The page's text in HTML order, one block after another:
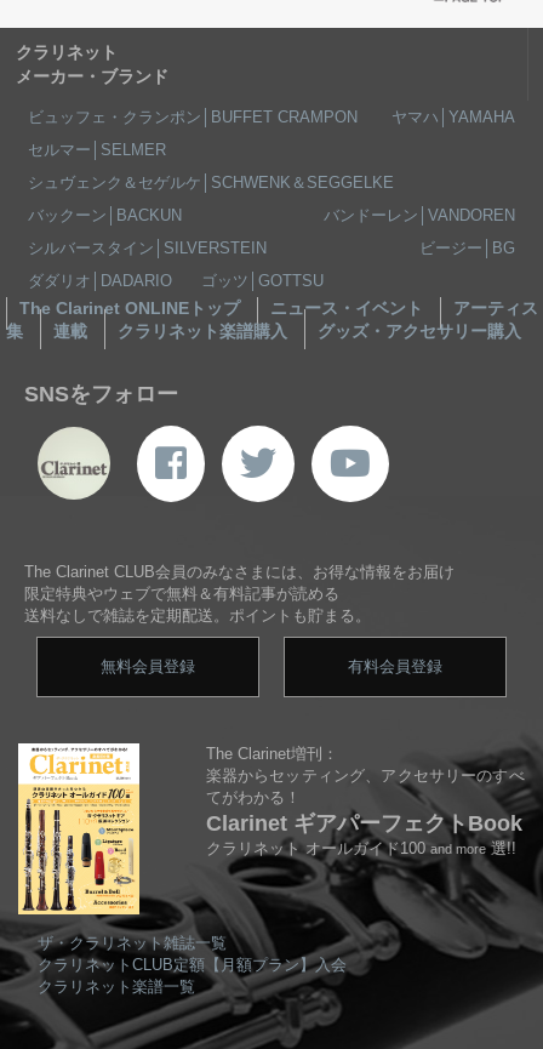
クラリネット
メーカー・ブランド
ビュッフェ・クランポン│BUFFET CRAMPON
ヤマハ│YAMAHA
セルマー│SELMER
シュヴェンク＆セゲルケ│SCHWENK＆SEGGELKE
バックーン│BACKUN
バンドーレン│VANDOREN
シルバースタイン│SILVERSTEIN
ビージー│BG
ダダリオ│DADARIO
ゴッツ│GOTTSU
The Clarinet ONLINEトップ ニュース・イベント
アーティ
集
連載 クラリネット楽譜購入 グッズ・アクセサリー購入
SNSをフォロー
The Clarinet CLUB会員のみなさまには、お得な情報をお届け
限定特典やウェブで無料＆有料記事が読める
送料なしで雑誌を定期配送。ポイントも貯まる。
無料会員登録 有料会員登録
The Clarinet増刊：
楽器からセッティング、アクセサリーのすべ
てがわかる！
Clarinet ギアパーフェクトBook
クラリネット オールガイド100 and more選!!
ザ・クラリネット雑誌一覧
クラリネットCLUB定額【月額プラン】入会
クラリネット楽譜一覧